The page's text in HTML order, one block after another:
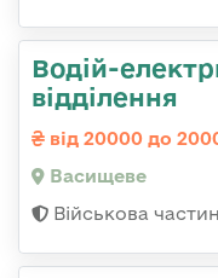
Водій-
відділення
від 20000 до
Васищеве
Військова